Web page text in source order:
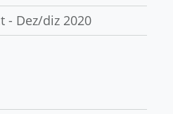
- Dez/diz 2020